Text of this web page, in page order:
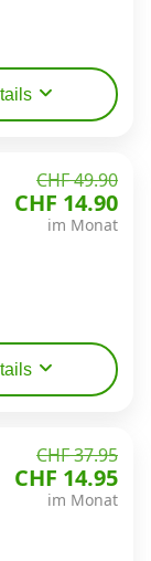
CHF 49.90
CHF 14.90
im Monat
CHF 37.95
CHF 14.95
im Monat